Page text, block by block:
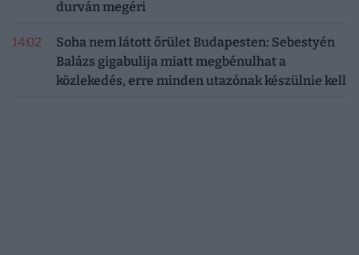
durván megéri
14:02
Soha nem látott őrület Budapesten: Sebestyén
Balázs gigabulija miatt megbénulhat a
közlekedés, erre minden utazónak készülnie kell